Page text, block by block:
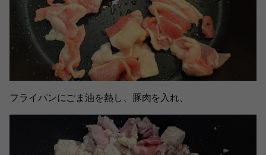
フライパンにごま油を熱し、豚肉を入れ、